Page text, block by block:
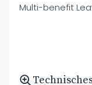
Multi-benefit